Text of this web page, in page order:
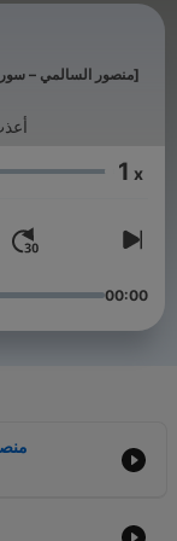
116 - منصور السالمي – سورة النمل – الآية [59 – 65]
1 x
00:00